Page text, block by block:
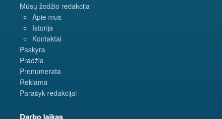
Mūsų žodžio redakcija
Apie mus
Istorija
Kontaktai
Paskyra
Pradžia
Prenumerata
Reklama
Parašyk redakcijai
Darbo laikas